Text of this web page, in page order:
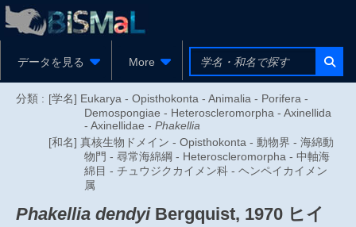
データを見る More
分類 : [学名] Eukarya - Opisthokonta - Animalia - Porifera -
Demospongiae - Heteroscleromorpha - Axinellida
- Axinellidae - Phakellia
[和名] 真核生物ドメイン - Opisthokonta - 動物界 - 海綿動
物門 - 尋常海綿綱 - Heteroscleromorpha - 中軸海
綿目 - チュウジクカイメン科 - ヘンペイカイメン
属
Phakellia dendyiBergquist, 1970 ヒイ